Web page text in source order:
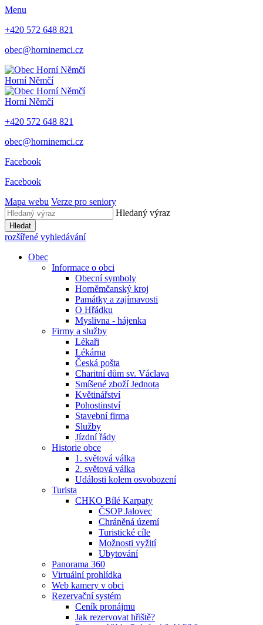
Menu
+420 572 648 821
obec@horninemci.cz
Horní Němčí
Horní Němčí
+420 572 648 821
obec@horninemci.cz
Facebook
Facebook
Mapa webu Verze pro seniory
Hledaný výraz
Hledat
rozšířené vyhledávání
Obec
Informace o obci
Obecní symboly
Horněmčanský kroj
Památky a zajímavosti
O Hřádku
Myslivna - hájenka
Firmy a služby
Lékaři
Lékárna
Česká pošta
Charitní dům sv. Václava
Smíšené zboží Jednota
Květinářství
Pohostinství
Stavební firma
Služby
Jízdní řády
Historie obce
1. světová válka
2. světová válka
Události kolem osvobození
Turista
CHKO Bílé Karpaty
ČSOP Jalovec
Chráněná území
Turistické cíle
Možnosti vyžití
Ubytování
Panorama 360
Virtuální prohlídka
Web kamery v obci
Rezervační systém
Ceník pronájmu
Jak rezervovat hřiště?